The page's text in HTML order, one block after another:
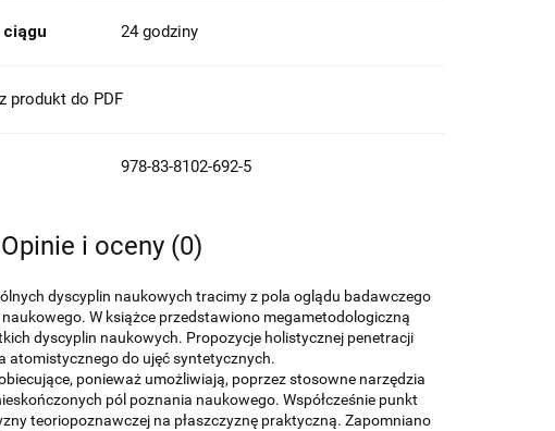
ciągu 24 godziny
produkt do PDF
978-83-8102-692-5
Opinie i oceny (0)
dyscyplin naukowych tracimy z pola oglądu badawczego
W książce przedstawiono megametodologiczną
dyscyplin naukowych. Propozycje holistycznej penetracji
atomistycznego do ujęć syntetycznych.
ponieważ umożliwiają, poprzez stosowne narzędzia
pól poznania naukowego. Współcześnie punkt
teoriopoznawczej na płaszczyznę praktyczną. Zapomniano